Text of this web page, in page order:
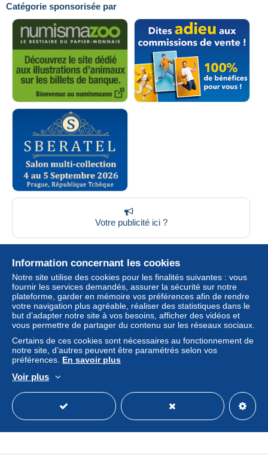
Catégorie sponsorisée par
Votre publicité ici ?
Top Boutiques
walburge_collection
emanuelli
banknotestar
kzg2000
lucas1378
Information concernant les cookies
Notre site utilise des cookies pour les finalités suivantes : vous
fournir les services demandés, assurer la sécurité sur notre
plateforme, garder en mémoire vos préférences afin de rendre
votre navigation plus agréable, réaliser des statistiques dans le
but d’adapter notre site à vos besoins, afficher des vidéos et
vous permettre de partager du contenu sur les réseaux sociaux.
Certains de ces cookies sont nécessaires au fonctionnement de
notre site, d’autres peuvent être paramétrés selon vos
préférences. En savoir plus
Voir plus